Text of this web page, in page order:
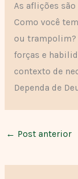
As aflições
Como você
ou trampolim?
forças e
contexto de
Dependa de
← Post anterior